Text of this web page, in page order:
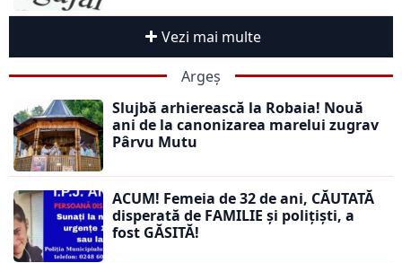
Vezi mai multe
Argeș
Slujbă arhierească la Robaia! Nouă
ani de la canonizarea marelui zugrav
Pârvu Mutu
ACUM! Femeia de 32 de ani, CĂUTATĂ
disperată de FAMILIE și polițiști, a
fost GĂSITĂ!